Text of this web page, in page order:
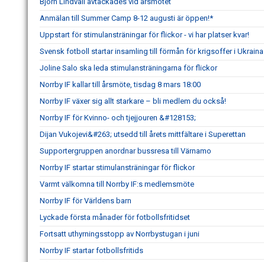
Anmälan till Summer Camp 8-12 augusti är öppen!*
Uppstart för stimulansträningar för flickor - vi har platser kvar!
Svensk fotboll startar insamling till förmån för krigsoffer i Ukraina
Joline Salo ska leda stimulansträningarna för flickor
Norrby IF kallar till årsmöte, tisdag 8 mars 18:00
Norrby IF växer sig allt starkare – bli medlem du också!
Norrby IF för Kvinno- och tjejjouren &#128153;
Dijan Vukojevi&#263; utsedd till årets mittfältare i Superettan
Supportergruppen anordnar bussresa till Värnamo
Norrby IF startar stimulansträningar för flickor
Varmt välkomna till Norrby IF:s medlemsmöte
Norrby IF för Världens barn
Lyckade första månader för fotbollsfritidset
Fortsatt uthyrningsstopp av Norrbystugan i juni
Norrby IF startar fotbollsfritids